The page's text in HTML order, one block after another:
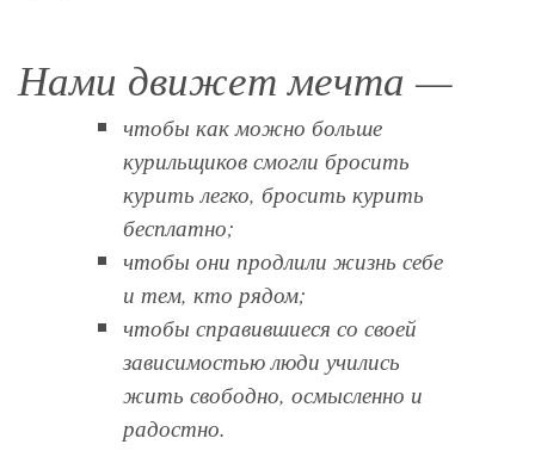
Нами движет мечта —
чтобы как можно больше
курильщиков смогли бросить
курить легко, бросить курить
бесплатно;
чтобы они продлили жизнь себе
и тем, кто рядом;
чтобы справившиеся со своей
зависимостью люди учились
жить свободно, осмысленно и
радостно.